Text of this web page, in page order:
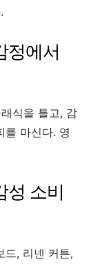
정에서
식을 틀고, 감
를 마신다. 영
성 소비
드, 리넨 커튼,